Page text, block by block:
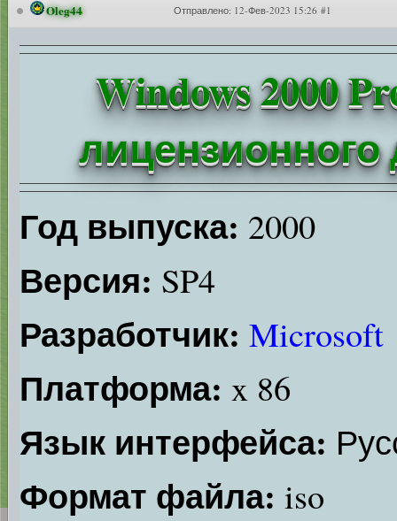
Oleg44 Отправлено: 12-Фев-2023 15:26 #1
Windows 2000
лицензионного
Год выпуска: 2000
Версия: SP4
Разработчик: Microsoft
Платформа: x 86
Язык интерфейса:
Формат файла: iso